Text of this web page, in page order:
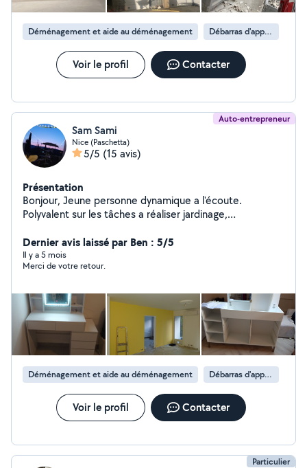
Déménagement et aide au déménagement Débarras d'appartement
Voir le profil Contacter
Auto-entrepreneur
Sam Sami
Nice (Paschetta)
5/5 (15 avis)
Présentation
Bonjour, Jeune personne dynamique a l'écoute.
Polyvalent sur les tâches a réaliser jardinage,
mécanique. Cordialement
Dernier avis laissé par Ben : 5/5
Il y a 5 mois
Merci de votre retour.
Déménagement et aide au déménagement Débarras d'appartement
Voir le profil Contacter
Particulier